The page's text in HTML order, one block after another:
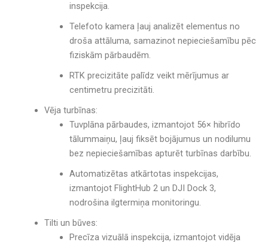
inspekcija.
Telefoto kamera ļauj analizēt elementus no
droša attāluma, samazinot nepieciešamību pēc
fiziskām pārbaudēm.
RTK precizitāte palīdz veikt mērījumus ar
centimetru precizitāti.
Vēja turbīnas:
Tuvplāna pārbaudes, izmantojot 56× hibrīdo
tālummaiņu, ļauj fiksēt bojājumus un nodilumu
bez nepieciešamības apturēt turbīnas darbību.
Automatizētas atkārtotas inspekcijas,
izmantojot FlightHub 2 un DJI Dock 3,
nodrošina ilgtermiņa monitoringu.
Tilti un būves:
Precīza vizuālā inspekcija, izmantojot vidēja